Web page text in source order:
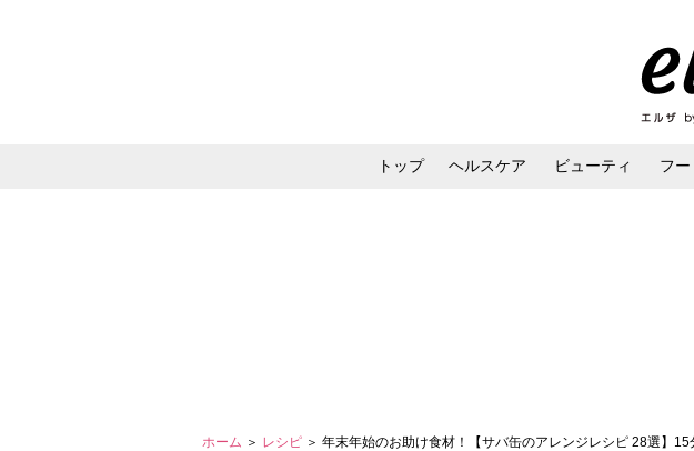
トップ ヘルスケア ビューティ フー
ホーム ＞ レシピ ＞ 年末年始のお助け食材！【サバ缶のアレンジレシピ 28選】